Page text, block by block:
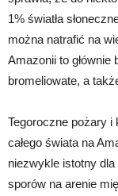
1% światła
można natrafić na
Amazonii to
bromeliowate, a
Tegoroczne pożary i
całego świata na
niezwykle istotny
sporów na arenie